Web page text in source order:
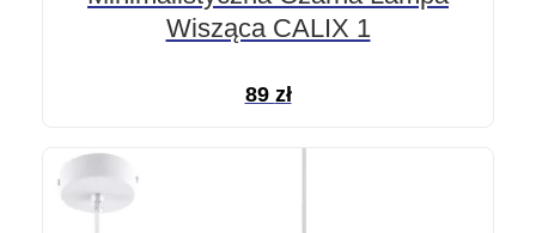
Wisząca CALIX 1
89 zł